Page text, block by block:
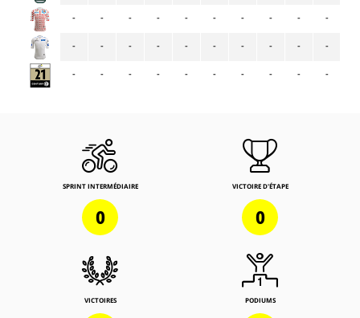
-
-
-
-
-
-
-
-
-
-
-
-
-
-
-
-
-
-
-
-
-
-
-
-
-
-
-
-
-
-
SPRINT INTERMÉDIAIRE
0
VICTOIRE D'ÉTAPE
0
VICTOIRES PODIUMS